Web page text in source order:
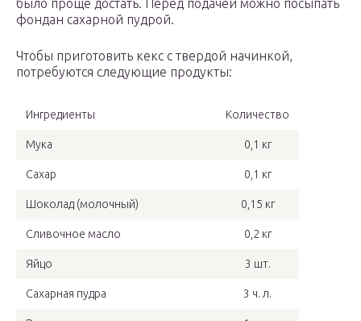
было проще достать. Перед подачей можно посыпать
фондан сахарной пудрой.
Чтобы приготовить кекс с твердой начинкой,
потребуются следующие продукты:
Ингредиенты Количество
Мука 0,1 кг
Сахар 0,1 кг
Шоколад (молочный) 0,15 кг
Сливочное масло 0,2 кг
Яйцо 3 шт.
Сахарная пудра 3 ч. л.